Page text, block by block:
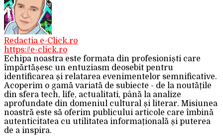
Redactia e-Click.ro
https://e-click.ro
Echipa noastra este formata din profesioniști care
împărtășesc un entuziasm deosebit pentru
identificarea și relatarea evenimentelor semnificative.
Acoperim o gamă variată de subiecte - de la noutățile
din sfera tech, life, actualitati, până la analize
aprofundate din domeniul cultural și literar. Misiunea
noastră este să oferim publicului articole care îmbină
autenticitatea cu utilitatea informațională și puterea
de a inspira.